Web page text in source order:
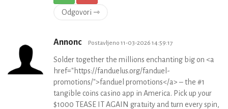
Odgovori ⇾
Annonc Postavljeno 11-03-2026 14:59:17
Solder together the millions enchanting big on <a
href="https://fanduelus.org/fanduel-
promotions/">fanduel promotions</a> – the #1
tangible coins casino app in America. Pick up your
$1000 TEASE IT AGAIN gratuity and turn every spin,